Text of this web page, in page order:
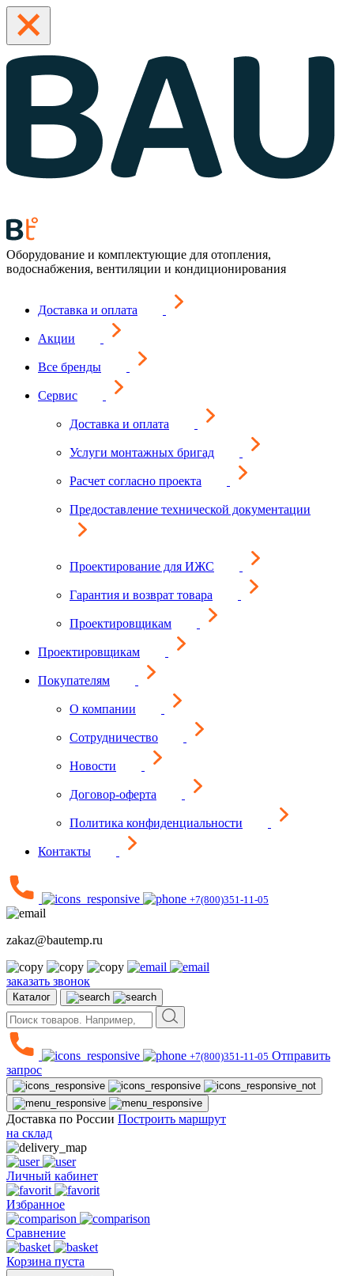
Оборудование и комплектующие для отопления,
водоснабжения, вентиляции и кондиционирования
Доставка и оплата
Акции
Все бренды
Сервис
Доставка и оплата
Услуги монтажных бригад
Расчет согласно проекта
Предоставление технической документации
Проектирование для ИЖС
Гарантия и возврат товара
Проектировщикам
Проектировщикам
Покупателям
О компании
Сотрудничество
Новости
Договор-оферта
Политика конфиденциальности
Контакты
+7(800)351-11-05
zakaz@bautemp.ru
заказать звонок
Каталог
+7(800)351-11-05 Отправить
запрос
Доставка по России Построить маршрут
на склад
Личный кабинет
Избранное
Сравнение
Корзина пуста